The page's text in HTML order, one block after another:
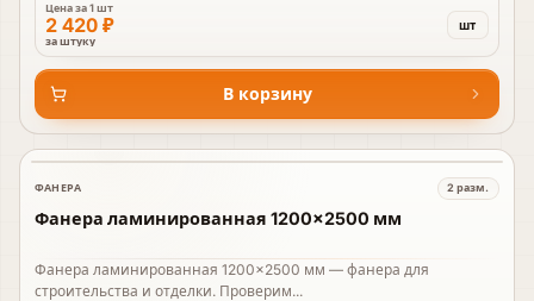
Цена за1 шт
2 420 ₽
за штуку
шт
В корзину
В наличии
ФАНЕРА 2 разм.
Фанера ламинированная 1200×2500 мм
Фанера ламинированная 1200×2500 мм — фанера для
строительства и отделки. Проверим...